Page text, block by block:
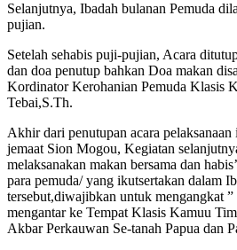
Selanjutnya, Ibadah bulanan Pemuda
pujian.
Setelah sehabis puji-pujian, Acara
dan doa penutup bahkan Doa makan
Kordinator Kerohanian Pemuda Klasis
Tebai,S.Th.
Akhir dari penutupan acara
jemaat Sion Mogou, Kegiatan
melaksanakan makan bersama dan
para pemuda/ yang ikutsertakan dalam
tersebut,diwajibkan untuk mengangkat
mengantar ke Tempat Klasis Kamuu
Akbar Perkauwan Se-tanah Papua dan